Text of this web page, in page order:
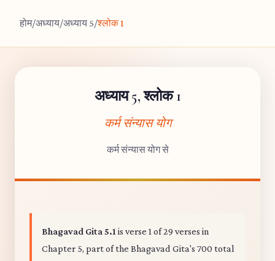
होम/अध्याय/अध्याय 5/श्लोक 1
अध्याय 5, श्लोक 1
कर्म संन्यास योग
कर्म संन्यास योग से
Bhagavad Gita 5.1 is verse 1 of 29 verses in
Chapter 5, part of the Bhagavad Gita's 700 total